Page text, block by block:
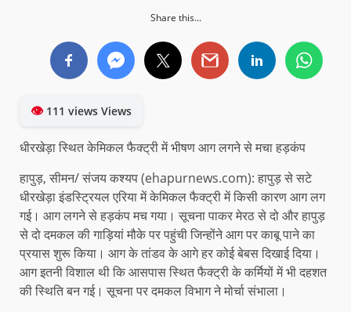
Share this...
👁111 views Views
धीरखेड़ा स्थित केमिकल फैक्ट्री में भीषण आग लगने से मचा हड़कंप
हापुड़, सीमन/ संजय कश्यप (ehapurnews.com): हापुड़ से सटे
धीरखेड़ा इंडस्ट्रियल एरिया में केमिकल फैक्ट्री में किसी कारण आग लग
गई। आग लगने से हड़कंप मच गया। सूचना पाकर मेरठ से दो और हापुड़
से दो दमकल की गाड़ियां मौके पर पहुंची जिन्होंने आग पर काबू पाने का
प्रयास शुरू किया। आग के तांडव के आगे हर कोई बेबस दिखाई दिया।
आग इतनी विशाल थी कि आसपास स्थित फैक्ट्री के कर्मियों में भी दहशत
की स्थिति बन गई। सूचना पर दमकल विभाग ने मोर्चा संभाला।